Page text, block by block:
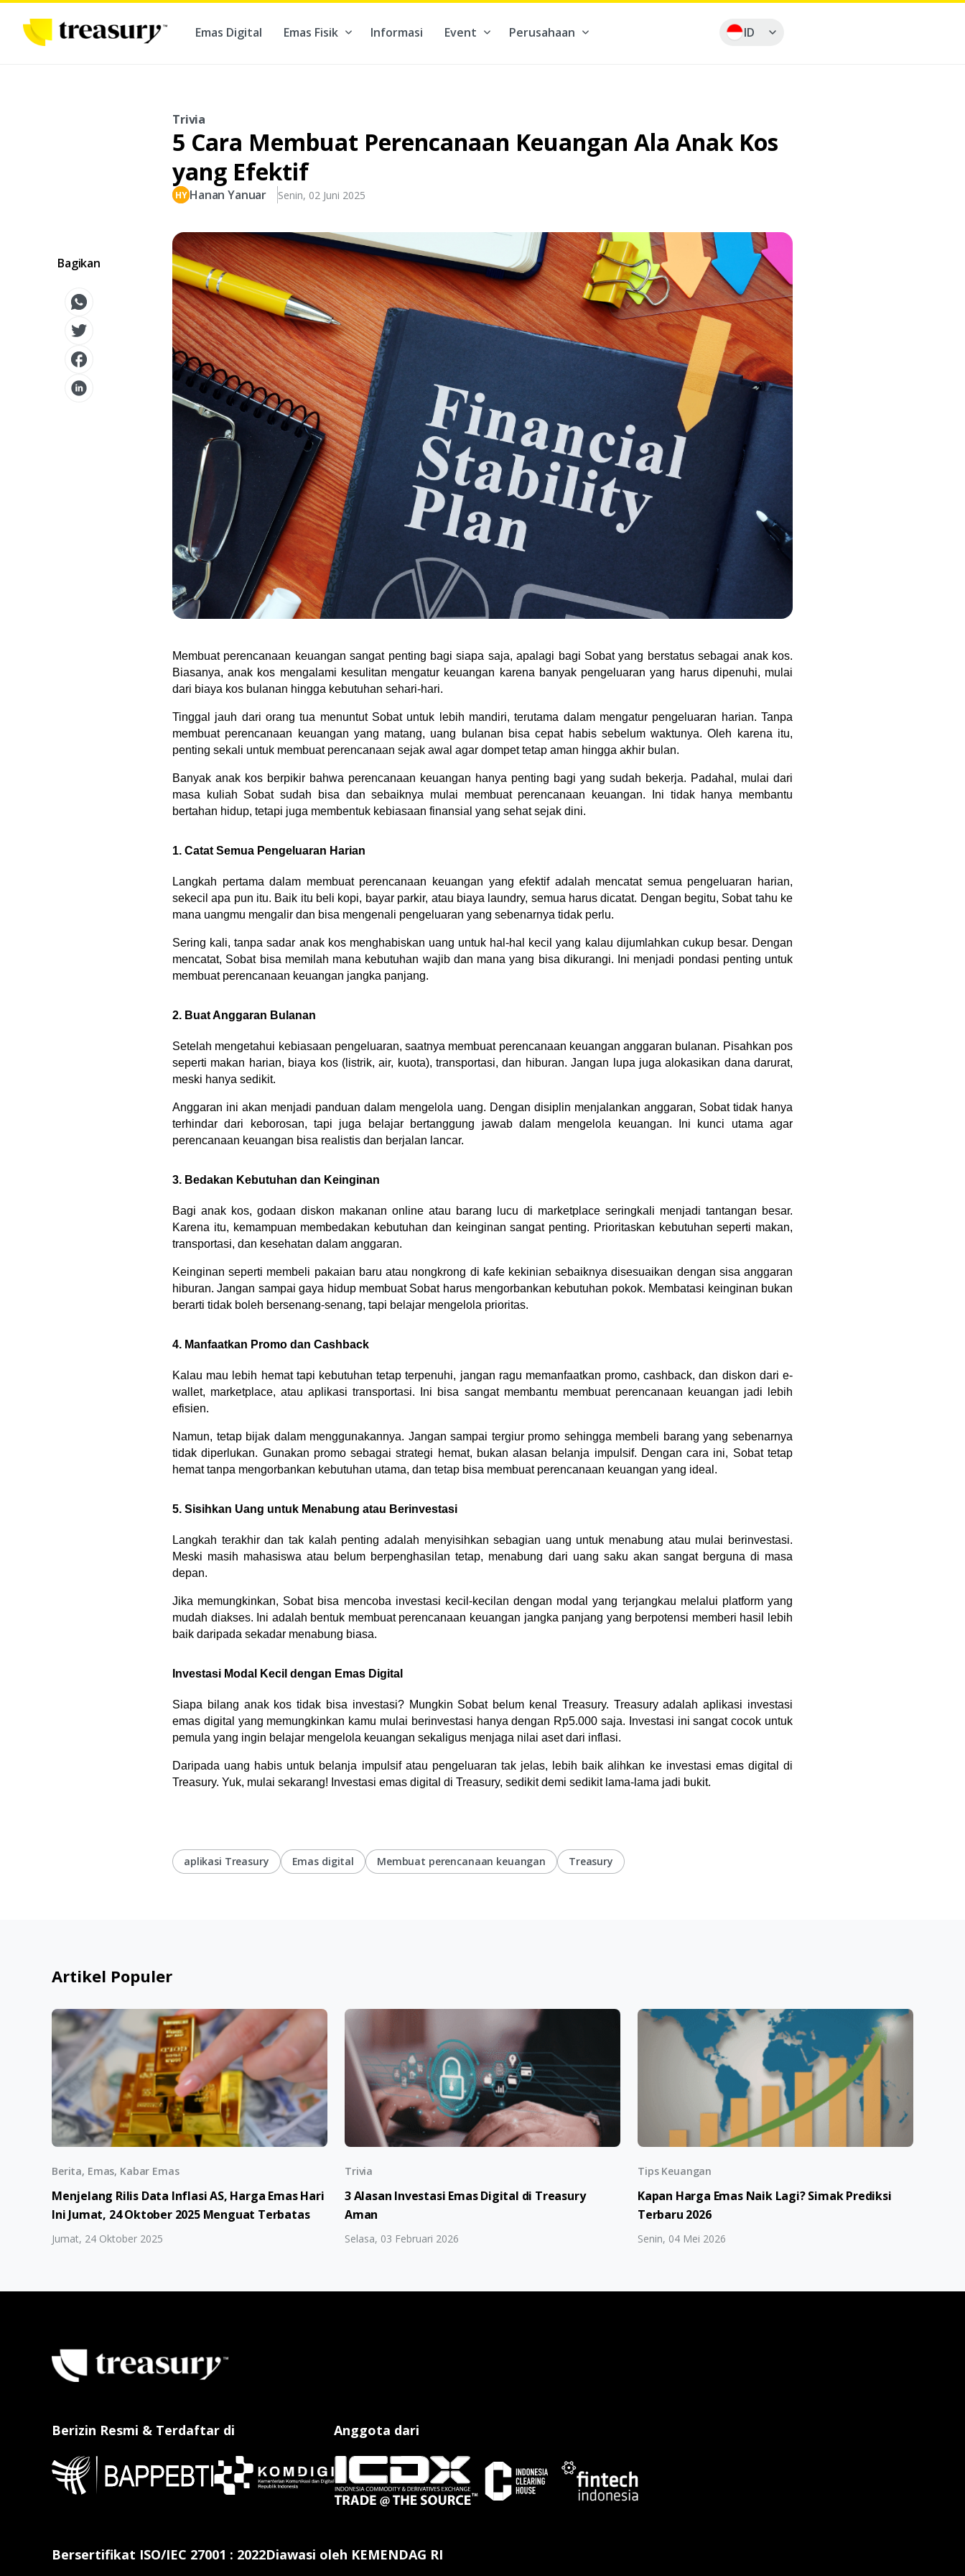
Emas Digital Emas Fisik Informasi Event Perusahaan ID
Bagikan
Trivia
5 Cara Membuat Perencanaan Keuangan Ala Anak Kos
yang Efektif
Hanan Yanuar Senin, 02 Juni 2025
Membuat perencanaan keuangan sangat penting bagi siapa saja, apalagi bagi Sobat yang berstatus sebagai anak kos.
Biasanya, anak kos mengalami kesulitan mengatur keuangan karena banyak pengeluaran yang harus dipenuhi, mulai
dari biaya kos bulanan hingga kebutuhan sehari-hari.
Tinggal jauh dari orang tua menuntut Sobat untuk lebih mandiri, terutama dalam mengatur pengeluaran harian. Tanpa
membuat perencanaan keuangan yang matang, uang bulanan bisa cepat habis sebelum waktunya. Oleh karena itu,
penting sekali untuk membuat perencanaan sejak awal agar dompet tetap aman hingga akhir bulan.
Banyak anak kos berpikir bahwa perencanaan keuangan hanya penting bagi yang sudah bekerja. Padahal, mulai dari
masa kuliah Sobat sudah bisa dan sebaiknya mulai membuat perencanaan keuangan. Ini tidak hanya membantu
bertahan hidup, tetapi juga membentuk kebiasaan finansial yang sehat sejak dini.
1. Catat Semua Pengeluaran Harian
Langkah pertama dalam membuat perencanaan keuangan yang efektif adalah mencatat semua pengeluaran harian,
sekecil apa pun itu. Baik itu beli kopi, bayar parkir, atau biaya laundry, semua harus dicatat. Dengan begitu, Sobat tahu ke
mana uangmu mengalir dan bisa mengenali pengeluaran yang sebenarnya tidak perlu.
Sering kali, tanpa sadar anak kos menghabiskan uang untuk hal-hal kecil yang kalau dijumlahkan cukup besar. Dengan
mencatat, Sobat bisa memilah mana kebutuhan wajib dan mana yang bisa dikurangi. Ini menjadi pondasi penting untuk
membuat perencanaan keuangan jangka panjang.
2. Buat Anggaran Bulanan
Setelah mengetahui kebiasaan pengeluaran, saatnya membuat perencanaan keuangan anggaran bulanan. Pisahkan pos
seperti makan harian, biaya kos (listrik, air, kuota), transportasi, dan hiburan. Jangan lupa juga alokasikan dana darurat,
meski hanya sedikit.
Anggaran ini akan menjadi panduan dalam mengelola uang. Dengan disiplin menjalankan anggaran, Sobat tidak hanya
terhindar dari keborosan, tapi juga belajar bertanggung jawab dalam mengelola keuangan. Ini kunci utama agar
perencanaan keuangan bisa realistis dan berjalan lancar.
3. Bedakan Kebutuhan dan Keinginan
Bagi anak kos, godaan diskon makanan online atau barang lucu di marketplace seringkali menjadi tantangan besar.
Karena itu, kemampuan membedakan kebutuhan dan keinginan sangat penting. Prioritaskan kebutuhan seperti makan,
transportasi, dan kesehatan dalam anggaran.
Keinginan seperti membeli pakaian baru atau nongkrong di kafe kekinian sebaiknya disesuaikan dengan sisa anggaran
hiburan. Jangan sampai gaya hidup membuat Sobat harus mengorbankan kebutuhan pokok. Membatasi keinginan bukan
berarti tidak boleh bersenang-senang, tapi belajar mengelola prioritas.
4. Manfaatkan Promo dan Cashback
Kalau mau lebih hemat tapi kebutuhan tetap terpenuhi, jangan ragu memanfaatkan promo, cashback, dan diskon dari e-
wallet, marketplace, atau aplikasi transportasi. Ini bisa sangat membantu membuat perencanaan keuangan jadi lebih
efisien.
Namun, tetap bijak dalam menggunakannya. Jangan sampai tergiur promo sehingga membeli barang yang sebenarnya
tidak diperlukan. Gunakan promo sebagai strategi hemat, bukan alasan belanja impulsif. Dengan cara ini, Sobat tetap
hemat tanpa mengorbankan kebutuhan utama, dan tetap bisa membuat perencanaan keuangan yang ideal.
5. Sisihkan Uang untuk Menabung atau Berinvestasi
Langkah terakhir dan tak kalah penting adalah menyisihkan sebagian uang untuk menabung atau mulai berinvestasi.
Meski masih mahasiswa atau belum berpenghasilan tetap, menabung dari uang saku akan sangat berguna di masa
depan.
Jika memungkinkan, Sobat bisa mencoba investasi kecil-kecilan dengan modal yang terjangkau melalui platform yang
mudah diakses. Ini adalah bentuk membuat perencanaan keuangan jangka panjang yang berpotensi memberi hasil lebih
baik daripada sekadar menabung biasa.
Investasi Modal Kecil dengan Emas Digital
Siapa bilang anak kos tidak bisa investasi? Mungkin Sobat belum kenal Treasury. Treasury adalah aplikasi investasi
emas digital yang memungkinkan kamu mulai berinvestasi hanya dengan Rp5.000 saja. Investasi ini sangat cocok untuk
pemula yang ingin belajar mengelola keuangan sekaligus menjaga nilai aset dari inflasi.
Daripada uang habis untuk belanja impulsif atau pengeluaran tak jelas, lebih baik alihkan ke investasi emas digital di
Treasury. Yuk, mulai sekarang! Investasi emas digital di Treasury, sedikit demi sedikit lama-lama jadi bukit.
aplikasi Treasury Emas digital Membuat perencanaan keuangan Treasury
Artikel Populer
Berita, Emas, Kabar Emas
Menjelang Rilis Data Inflasi AS, Harga Emas Hari
Ini Jumat, 24 Oktober 2025 Menguat Terbatas
Jumat, 24 Oktober 2025
Trivia
3 Alasan Investasi Emas Digital di Treasury
Aman
Selasa, 03 Februari 2026
Tips Keuangan
Kapan Harga Emas Naik Lagi? Simak Prediksi
Terbaru 2026
Senin, 04 Mei 2026
Berizin Resmi & Terdaftar di Anggota dari
Bersertifikat ISO/IEC 27001 : 2022Diawasi oleh KEMENDAG RI